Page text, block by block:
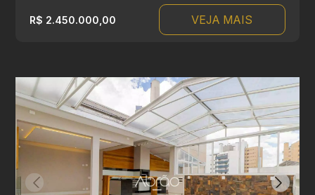
R$ 2.450.000,00 VEJA MAIS